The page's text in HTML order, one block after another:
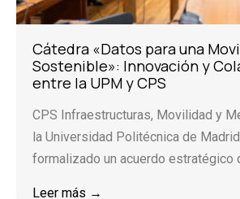
Cátedra «Datos para una
Sostenible»: Innovación y
entre la UPM y CPS
CPS Infraestructuras, Movilidad y
la Universidad Politécnica de
formalizado un acuerdo estratégico
Leer más →